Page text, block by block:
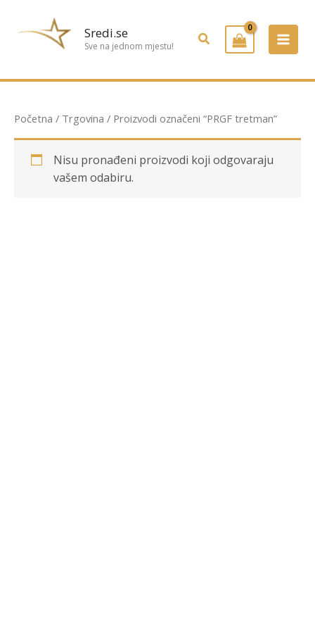
Sredi.se
Sve na jednom mjestu! Pretraživanje
Početna / Trgovina / Proizvodi označeni “PRGF tretman”
Nisu pronađeni proizvodi koji odgovaraju
vašem odabiru.